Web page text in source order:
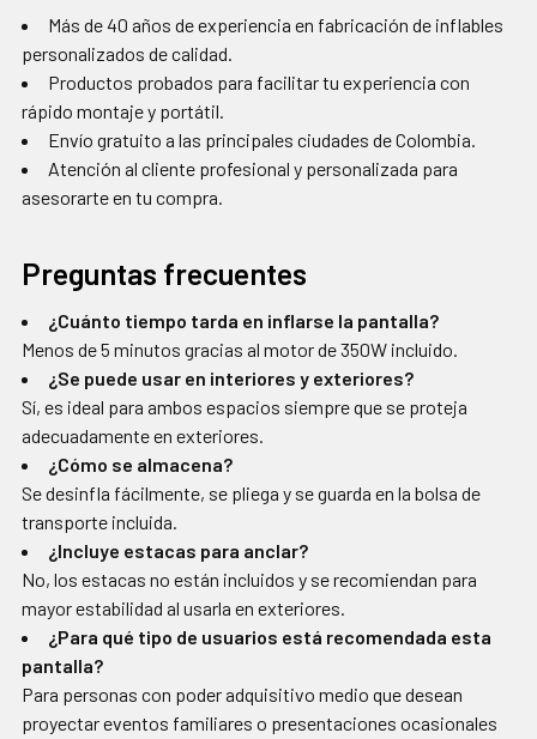
Más de 40 años de experiencia en fabricación de inflables
personalizados de calidad.
Productos probados para facilitar tu experiencia con
rápido montaje y portátil.
Envío gratuito a las principales ciudades de Colombia.
Atención al cliente profesional y personalizada para
asesorarte en tu compra.
Preguntas frecuentes
¿Cuánto tiempo tarda en inflarse la pantalla?
Menos de 5 minutos gracias al motor de 350W incluido.
¿Se puede usar en interiores y exteriores?
Sí, es ideal para ambos espacios siempre que se proteja
adecuadamente en exteriores.
¿Cómo se almacena?
Se desinfla fácilmente, se pliega y se guarda en la bolsa de
transporte incluida.
¿Incluye estacas para anclar?
No, los estacas no están incluidos y se recomiendan para
mayor estabilidad al usarla en exteriores.
¿Para qué tipo de usuarios está recomendada esta
pantalla?
Para personas con poder adquisitivo medio que desean
proyectar eventos familiares o presentaciones ocasionales